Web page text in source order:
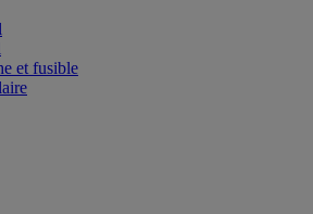
et fusible